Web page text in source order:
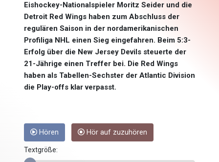
Eishockey-Nationalspieler Moritz Seider und die
Detroit Red Wings haben zum Abschluss der
regulären Saison in der nordamerikanischen
Profiliga NHL einen Sieg eingefahren. Beim 5:3-
Erfolg über die New Jersey Devils steuerte der
21-Jährige einen Treffer bei. Die Red Wings
haben als Tabellen-Sechster der Atlantic Division
die Play-offs klar verpasst.
Hören Hör auf zuzuhören
Textgröße: